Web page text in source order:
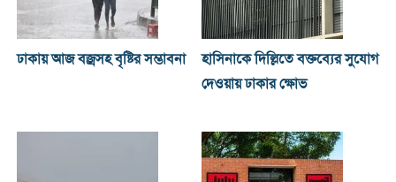
ঢাকায় আজ বজ্রসহ বৃষ্টির সম্ভাবনা
হাসিনাকে দিল্লিতে বক্তব্যের সুযোগ
দেওয়ায় ঢাকার ক্ষোভ